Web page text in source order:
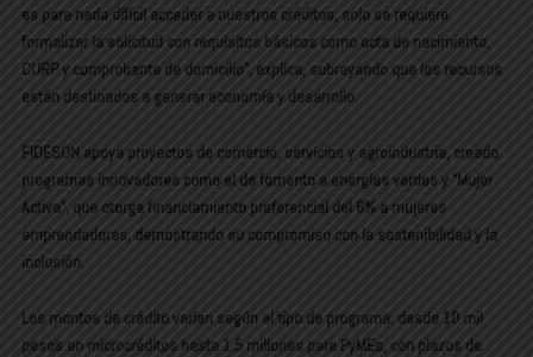
es para nada difícil acceder a nuestros créditos, solo se requiere
formalizar la solicitud con requisitos básicos como acta de nacimiento,
CURP y comprobante de domicilio”, explica, subrayando que los recursos
están destinados a generar economía y desarrollo.
FIDESON apoya proyectos de comercio, servicios y agroindustria, creado
programas innovadores como el de fomento a energías verdes y “Mujer
Activa”, que otorga financiamiento preferencial del 6% a mujeres
emprendedoras, demostrando su compromiso con la sostenibilidad y la
inclusión.
Los montos de crédito varían según el tipo de programa: desde 10 mil
pesos en microcréditos hasta 1.5 millones para PyMEs, con plazos de